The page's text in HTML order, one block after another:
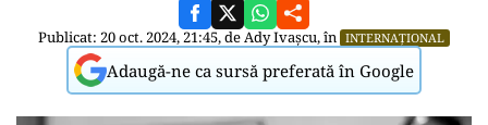
Publicat: 20 oct. 2024, 21:45, deAdy Ivașcu, în INTERNAȚIONAL
Adaugă-ne ca sursă preferată în Google